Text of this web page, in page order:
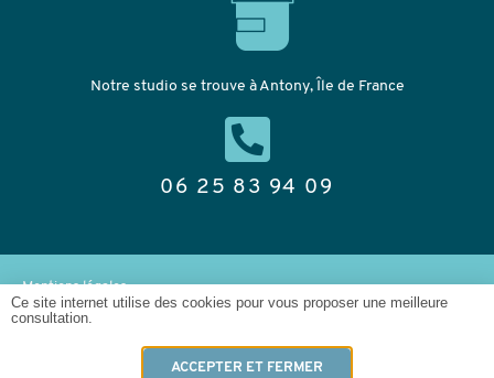
Notre studio se trouve à Antony, Île de France
06 25 83 94 09
Mentions légales
© 2020 – Tapage de Com’
Ce site internet utilise des cookies pour vous proposer une meilleure
consultation.
ACCEPTER ET FERMER